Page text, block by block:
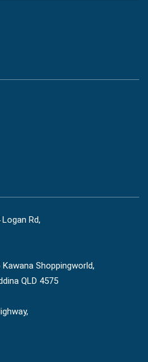
Rd,
Shoppingworld,
QLD 4575